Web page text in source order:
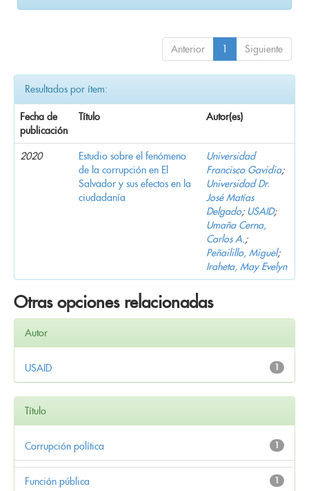
Anterior 1 Siguiente
Resultados por ítem:
Fecha de
publicación
Título Autor(es)
2020
Estudio sobre el fenómeno
de la corrupción en El
Salvador y sus efectos en la
ciudadanía
Universidad
Francisco Gavidia;
Universidad Dr.
José Matías
Delgado; USAID;
Umaña Cerna,
Carlos A.;
Peñailillo, Miguel;
Iraheta, May Evelyn
Otras opciones relacionadas
Autor
1
USAID
Título
1
Corrupción política
1
Función pública